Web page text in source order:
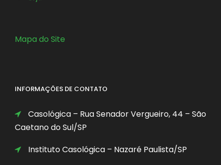
Mapa do Site
INFORMAÇÕES DE CONTATO
Casológica – Rua Senador Vergueiro, 44 – São
Caetano do Sul/SP
Instituto Casológica – Nazaré Paulista/SP